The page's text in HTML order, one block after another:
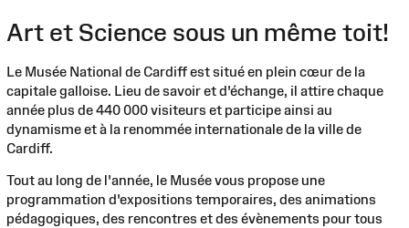
Art et Science sous un même toit!
Le Musée National de Cardiff est situé en plein cœur de la
capitale galloise. Lieu de savoir et d'échange, il attire chaque
année plus de 440 000 visiteurs et participe ainsi au
dynamisme et à la renommée internationale de la ville de
Cardiff.
Tout au long de l'année, le Musée vous propose une
programmation d'expositions temporaires, des animations
pédagogiques, des rencontres et des évènements pour tous